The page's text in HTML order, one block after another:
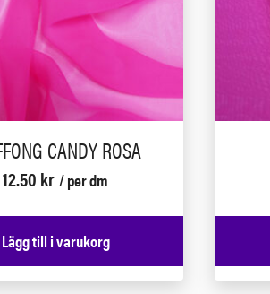
CANDY ROSA
12.50 kr / per dm
Lägg till i varukorg